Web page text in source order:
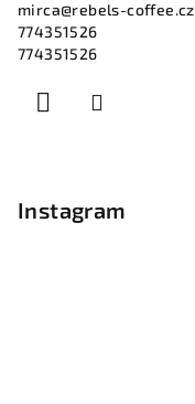
mirca@rebels-coffee.cz
774351526
774351526
Instagram